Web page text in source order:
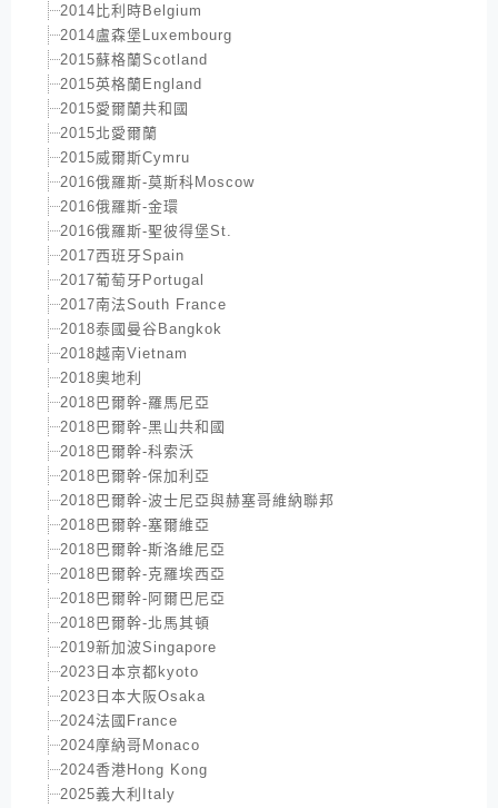
2014比利時Belgium
2014盧森堡Luxembourg
2015蘇格蘭Scotland
2015英格蘭England
2015愛爾蘭共和國
2015北愛爾蘭
2015威爾斯Cymru
2016俄羅斯-莫斯科Moscow
2016俄羅斯-金環
2016俄羅斯-聖彼得堡St.
2017西班牙Spain
2017葡萄牙Portugal
2017南法South France
2018泰國曼谷Bangkok
2018越南Vietnam
2018奧地利
2018巴爾幹-羅馬尼亞
2018巴爾幹-黑山共和國
2018巴爾幹-科索沃
2018巴爾幹-保加利亞
2018巴爾幹-波士尼亞與赫塞哥維納聯邦
2018巴爾幹-塞爾維亞
2018巴爾幹-斯洛維尼亞
2018巴爾幹-克羅埃西亞
2018巴爾幹-阿爾巴尼亞
2018巴爾幹-北馬其頓
2019新加波Singapore
2023日本京都kyoto
2023日本大阪Osaka
2024法國France
2024摩納哥Monaco
2024香港Hong Kong
2025義大利Italy